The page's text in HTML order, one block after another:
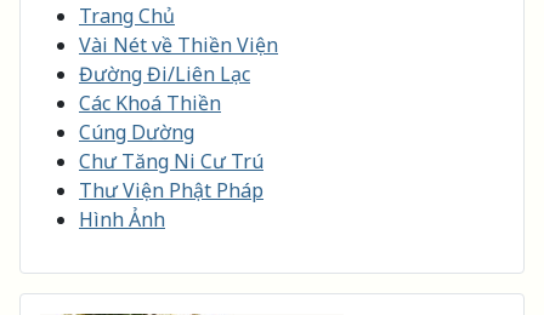
Trang Chủ
Vài Nét về Thiền Viện
Đường Đi/Liên Lạc
Các Khoá Thiền
Cúng Dường
Chư Tăng Ni Cư Trú
Thư Viện Phật Pháp
Hình Ảnh